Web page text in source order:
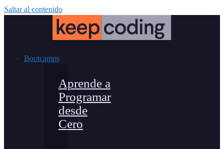
Saltar al contenido
Bootcamps
Aprende a
Programar
desde
Cero